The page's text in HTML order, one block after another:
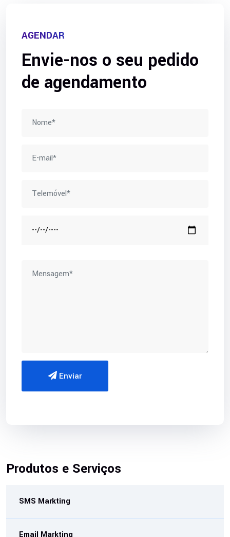
AGENDAR
Envie-nos o seu pedido
de agendamento
Enviar
Produtos e Serviços
SMS Markting
Email Markting